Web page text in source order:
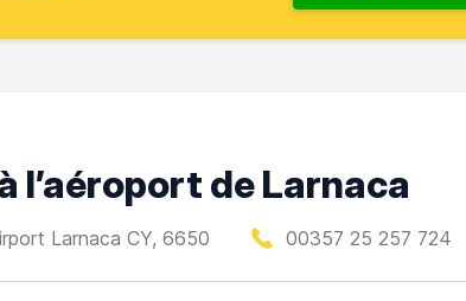
l’aéroport de Larnaca
Larnaca CY, 6650 00357 25 257 724